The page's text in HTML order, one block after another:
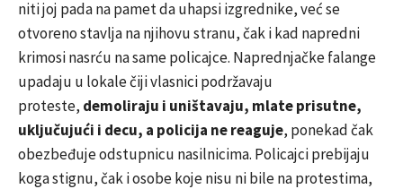
niti joj pada na pamet da uhapsi izgrednike, već se
otvoreno stavlja na njihovu stranu, čak i kad napredni
krimosi nasrću na same policajce. Naprednjačke falange
upadaju u lokale čiji vlasnici podržavaju
proteste, demoliraju i uništavaju, mlate prisutne,
uključujući i decu, a policija ne reaguje, ponekad čak
obezbeđuje odstupnicu nasilnicima. Policajci prebijaju
koga stignu, čak i osobe koje nisu ni bile na protestima,